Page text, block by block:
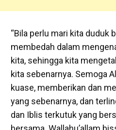
“Bila perlu mari kita duduk
membedah dalam
kita, sehingga kita
kita sebenarnya. Semoga
kuase, memberikan dan
yang sebenarnya, dan
dan Iblis terkutuk yang